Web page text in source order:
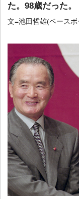
た。98歳だった。
文=池田哲雄(ベース